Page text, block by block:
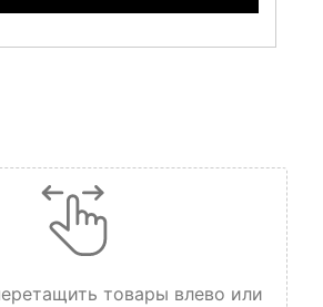
товары влево или